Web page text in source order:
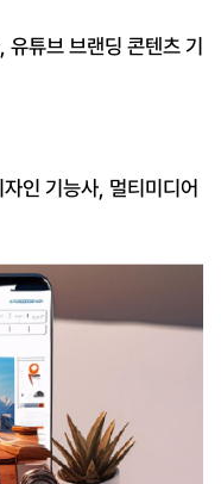
튜브 브랜딩 콘텐츠 기
인 기능사, 멀티미디어